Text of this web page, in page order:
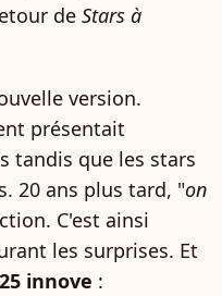
de Stars à
version.
présentait
tandis que les stars
20 ans plus tard, "on
C'est ainsi
les surprises. Et
innove :